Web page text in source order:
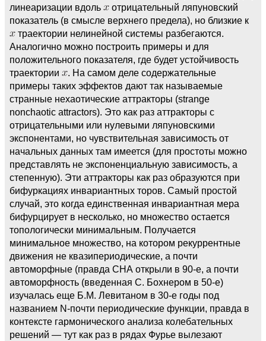
линеаризации вдоль
отрицательный ляпуновский
показатель (в смысле верхнего предела), но близкие к
траектории нелинейной системы разбегаются.
Аналогично можно построить примеры и для
положительного показателя, где будет устойчивость
траектории
. На самом деле содержательные
примеры таких эффектов дают так называемые
странные нехаотические аттракторы (strange
nonchaotic attractors). Это как раз аттракторы с
отрицательными или нулевыми ляпуновскими
экспонентами, но чувствительная зависимость от
начальных данных там имеется (для простоты можно
представлять не экспоненциальную зависимость, а
степенную). Эти аттракторы как раз образуются при
бифуркациях инвариантных торов. Самый простой
случай, это когда единственная инвариантная мера
бифурцирует в несколько, но множество остается
топологически минимальным. Получается
минимальное множество, на котором рекуррентные
движения не квазипериодические, а почти
автоморфные (правда СНА открыли в 90-е, а почти
автоморфность (введенная С. Бохнером в 50-е)
изучалась еще Б.М. Левитаном в 30-е годы под
названием N-почти периодические функции, правда в
контексте гармонического анализа колебательных
решений — тут как раз в рядах Фурье вылезают